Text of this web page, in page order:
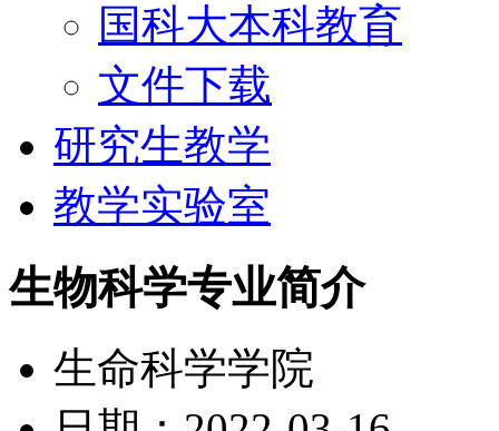
国科大本科教育
文件下载
研究生教学
教学实验室
生物科学专业简介
生命科学学院